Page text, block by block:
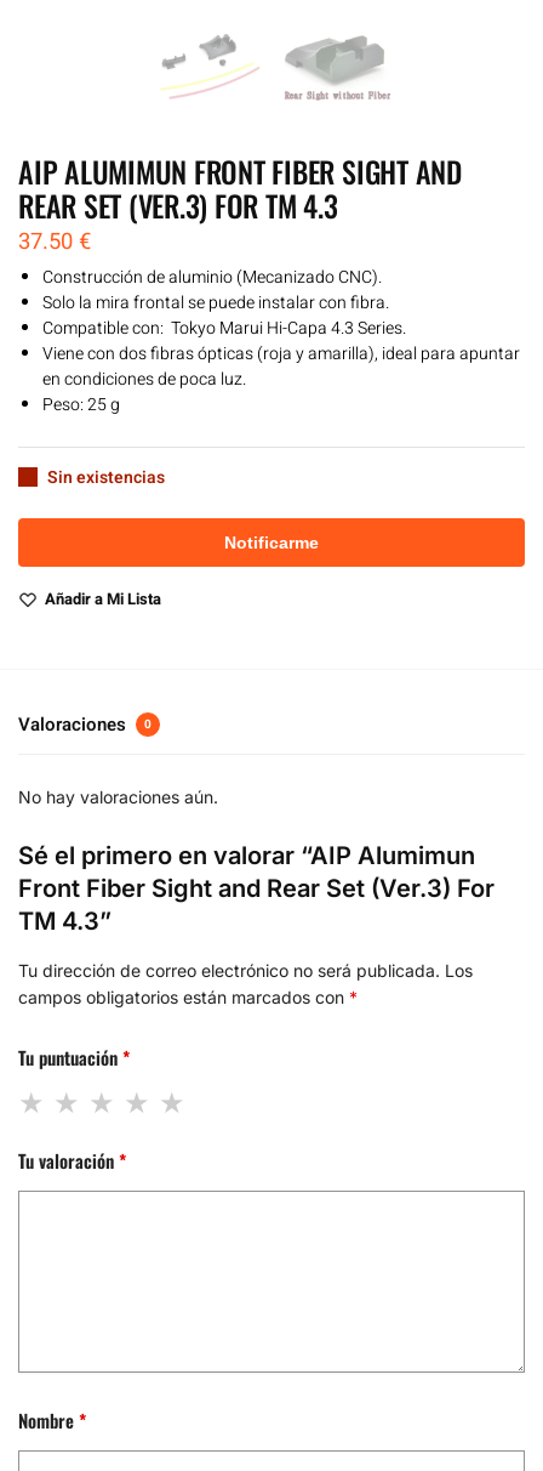
AIP ALUMIMUN FRONT FIBER SIGHT AND
REAR SET (VER.3) FOR TM 4.3
37.50€
Construcción de aluminio (Mecanizado CNC).
Solo la mira frontal se puede instalar con fibra.
Compatible con: Tokyo Marui Hi-Capa 4.3 Series.
Viene con dos fibras ópticas (roja y amarilla), ideal para apuntar
en condiciones de poca luz.
Peso: 25 g
Sin existencias
Añadir a Mi Lista
Valoraciones 0
No hay valoraciones aún.
Sé el primero en valorar “AIP Alumimun
Front Fiber Sight and Rear Set (Ver.3) For
TM 4.3”
Tu dirección de correo electrónico no será publicada. Los
campos obligatorios están marcados con *
Tu puntuación*
Tu valoración*
Nombre*